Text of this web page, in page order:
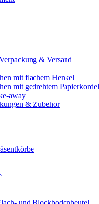
Verpackung & Versand
mit flachem Henkel
mit gedrehtem Papierkordel
away
& Zubehör